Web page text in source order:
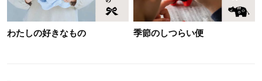
わたしの好きなもの 季節のしつらい便